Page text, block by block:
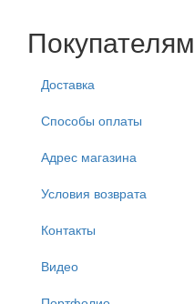
Покупателям
Доставка
Способы оплаты
Адрес магазина
Условия возврата
Контакты
Видео